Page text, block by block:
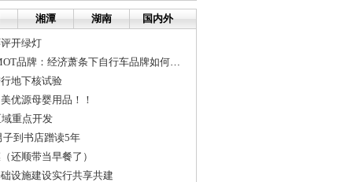
湘潭 湖南 国内外
开绿灯
山地车土拨鼠MARMOT品牌：经济萧条下自行车品牌如何发展？
地下核试验
优源母婴用品！！
重点开发
子到书店蹭读5年
还顺带当早餐了）
设施建设实行共享共建